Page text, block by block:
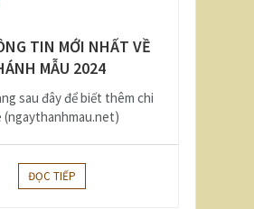
TIN MỚI NHẤT VỀ
MẪU 2024
sau đây để biết thêm chi
(ngaythanhmau.net)
ĐỌC TIẾP